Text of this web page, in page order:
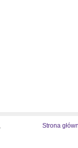
Strona